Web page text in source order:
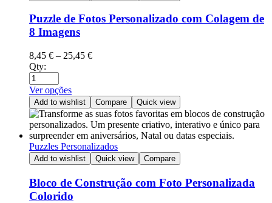
Puzzle de Fotos Personalizado com Colagem de
8 Imagens
8,45 € – 25,45 €
Qty:
Ver opções
Add to wishlist Compare Quick view
Puzzles Personalizados
Add to wishlist Quick view Compare
Bloco de Construção com Foto Personalizada
Colorido